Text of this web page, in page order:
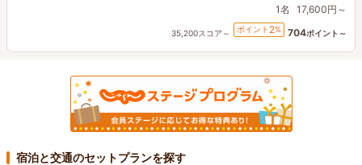
1名 17,600円～
35,200スコア～ ポイント 2% 704ポイント～
宿泊と交通のセットプランを探す